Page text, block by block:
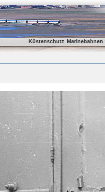
Küstenschutz Marinebahnen